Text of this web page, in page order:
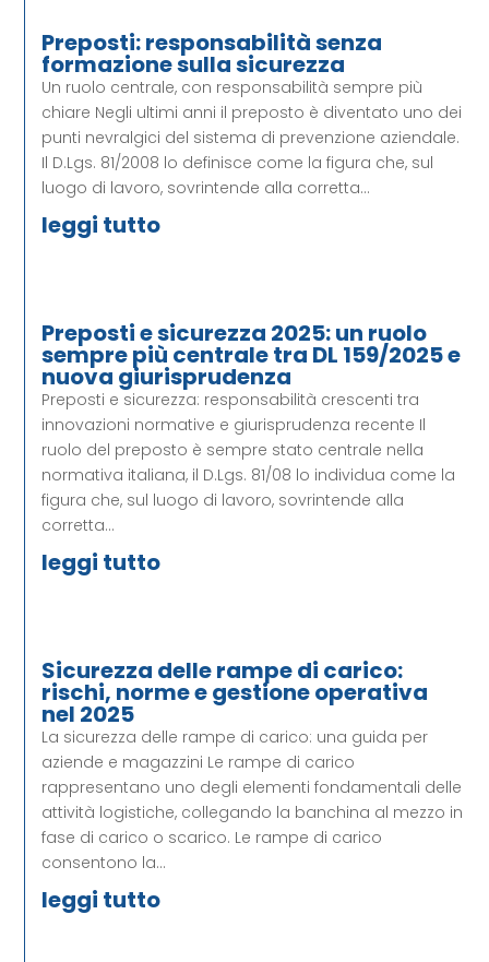
Preposti: responsabilità senza
formazione sulla sicurezza
Un ruolo centrale, con responsabilità sempre più
chiare Negli ultimi anni il preposto è diventato uno dei
punti nevralgici del sistema di prevenzione aziendale.
Il D.Lgs. 81/2008 lo definisce come la figura che, sul
luogo di lavoro, sovrintende alla corretta...
leggi tutto
Preposti e sicurezza 2025: un ruolo
sempre più centrale tra DL 159/2025 e
nuova giurisprudenza
Preposti e sicurezza: responsabilità crescenti tra
innovazioni normative e giurisprudenza recente Il
ruolo del preposto è sempre stato centrale nella
normativa italiana, il D.Lgs. 81/08 lo individua come la
figura che, sul luogo di lavoro, sovrintende alla
corretta...
leggi tutto
Sicurezza delle rampe di carico:
rischi, norme e gestione operativa
nel 2025
La sicurezza delle rampe di carico: una guida per
aziende e magazzini Le rampe di carico
rappresentano uno degli elementi fondamentali delle
attività logistiche, collegando la banchina al mezzo in
fase di carico o scarico. Le rampe di carico
consentono la...
leggi tutto